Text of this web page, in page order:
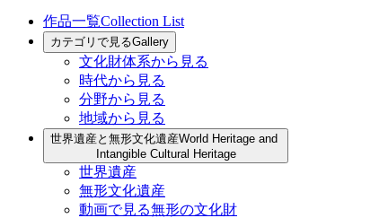
作品一覧Collection List
カテゴリで見るGallery
文化財体系から見る
時代から見る
分野から見る
地域から見る
世界遺産と無形文化遺産World Heritage and
Intangible Cultural Heritage
世界遺産
無形文化遺産
動画で見る無形の文化財